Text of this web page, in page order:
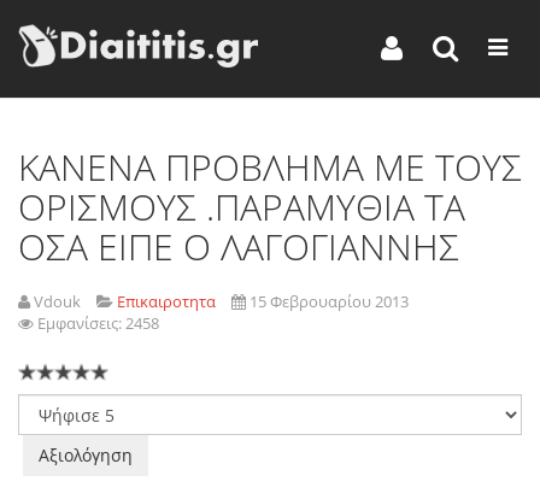
ΚΑΝΕΝΑ ΠΡΟΒΛΗΜΑ ΜΕ ΤΟΥΣ
ΟΡΙΣΜΟΥΣ .ΠΑΡΑΜΥΘΙΑ ΤΑ
ΟΣΑ ΕΙΠΕ Ο ΛΑΓΟΓΙΑΝΝΗΣ
Vdouk Επικαιροτητα
15 Φεβρουαρίου 2013
Εμφανίσεις: 2458
Παρακαλώ
αξιολογήστε